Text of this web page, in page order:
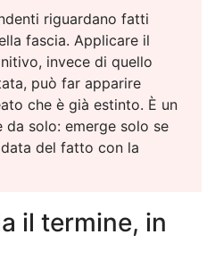
riguardano fatti
fascia. Applicare il
invece di quello
può far apparire
che è già estinto. È un
da solo: emerge solo se
del fatto con la
il termine, in